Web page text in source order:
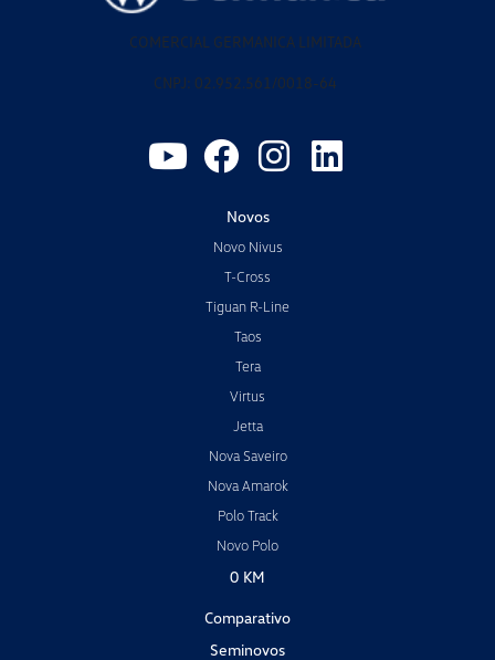
COMERCIAL GERMANICA LIMITADA
CNPJ: 02.952.561/0018-64
Novos
Novo Nivus
T-Cross
Tiguan R-Line
Taos
Tera
Virtus
Jetta
Nova Saveiro
Nova Amarok
Polo Track
Novo Polo
0 KM
Comparativo
Seminovos